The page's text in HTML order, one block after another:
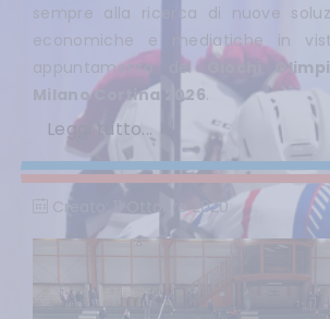
sempre alla ricerca di nuove
economiche e mediatiche in
appuntamento dei
Giochi
Milano Cortina 2026.
Leggi tutto...
Creato: 11 Ottobre 2020